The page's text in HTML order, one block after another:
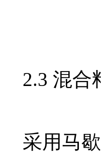
2.3 混合
采用马